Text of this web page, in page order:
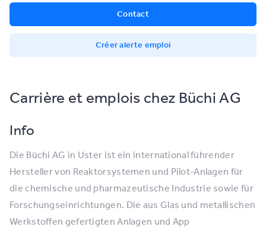
Contact
Créer alerte emploi
Carrière et emplois chez Büchi AG
Info
Die Büchi AG in Uster ist ein international führender
Hersteller von Reaktorsystemen und Pilot-Anlagen für
die chemische und pharmazeutische Industrie sowie für
Forschungseinrichtungen. Die aus Glas und metallischen
Werkstoffen gefertigten Anlagen und App